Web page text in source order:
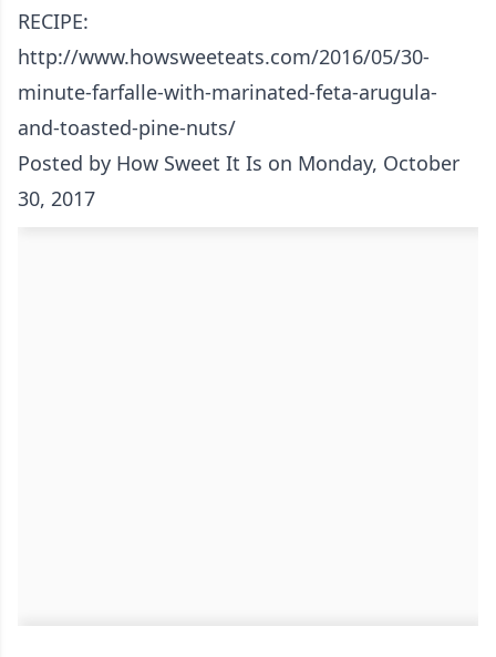
RECIPE:
http://www.howsweeteats.com/2016/05/30-
minute-farfalle-with-marinated-feta-arugula-
and-toasted-pine-nuts/
Posted by How Sweet It Is on Monday, October
30, 2017